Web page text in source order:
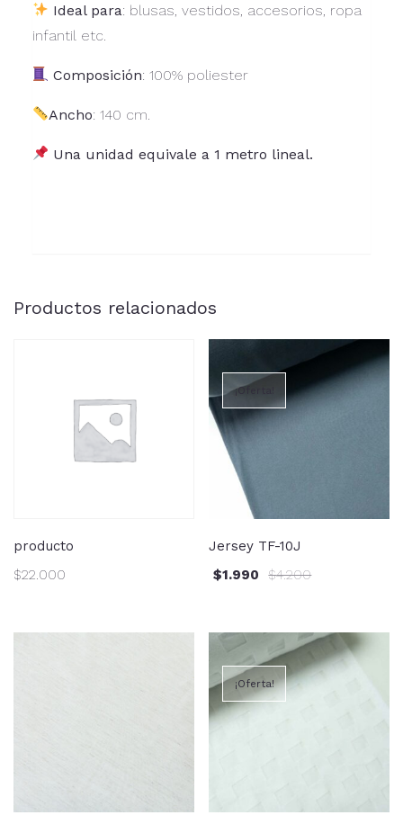
Ideal para: blusas, vestidos, accesorios, ropa
infantil etc.
Composición: 100% poliester
Ancho: 140 cm.
Una unidad equivale a 1 metro lineal.
Productos relacionados
producto
$22.000
¡Oferta!
Jersey TF-10J
$4.200
$1.990
¡Oferta!